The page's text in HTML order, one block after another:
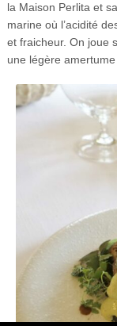
la Maison Perlita et
marine où l’acidité
et fraicheur. On joue
une légère